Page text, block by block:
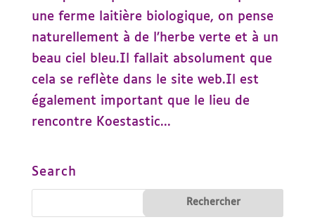
une ferme laitière biologique, on pense
naturellement à de l’herbe verte et à un
beau ciel bleu.Il fallait absolument que
cela se reflète dans le site web.Il est
également important que le lieu de
rencontre Koestastic...
Search